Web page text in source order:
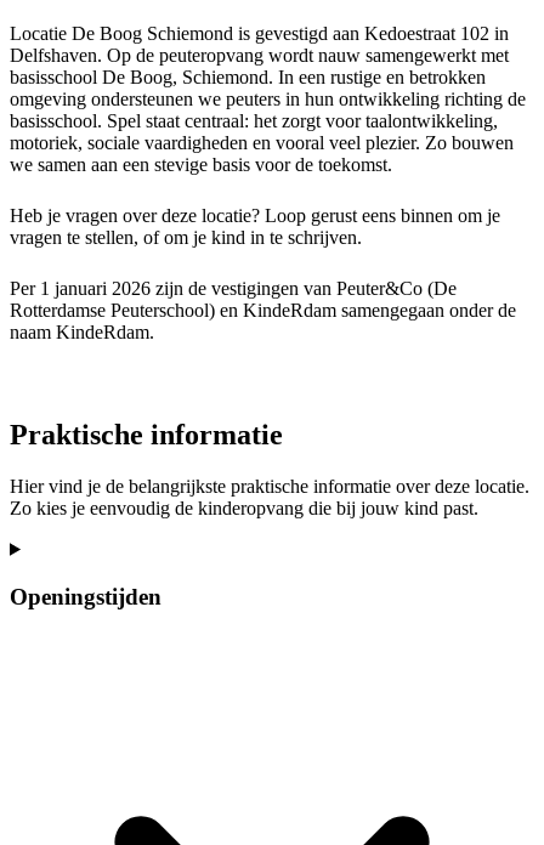
Locatie De Boog Schiemond is gevestigd aan Kedoestraat 102 in
Delfshaven. Op de peuteropvang wordt nauw samengewerkt met
basisschool De Boog, Schiemond. In een rustige en betrokken
omgeving ondersteunen we peuters in hun ontwikkeling richting de
basisschool. Spel staat centraal: het zorgt voor taalontwikkeling,
motoriek, sociale vaardigheden en vooral veel plezier. Zo bouwen
we samen aan een stevige basis voor de toekomst.
Heb je vragen over deze locatie? Loop gerust eens binnen om je
vragen te stellen, of om je kind in te schrijven.
Per 1 januari 2026 zijn de vestigingen van Peuter&Co (De
Rotterdamse Peuterschool) en KindeRdam samengegaan onder de
naam KindeRdam.
Praktische informatie
Hier vind je de belangrijkste praktische informatie over deze locatie.
Zo kies je eenvoudig de kinderopvang die bij jouw kind past.
Openingstijden